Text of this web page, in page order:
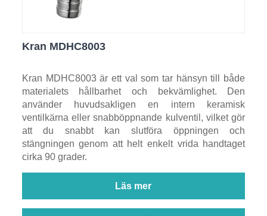
Kran MDHC8003
Kran MDHC8003 är ett val som tar hänsyn till både
materialets hållbarhet och bekvämlighet. Den
använder huvudsakligen en intern keramisk
ventilkärna eller snabböppnande kulventil, vilket gör
att du snabbt kan slutföra öppningen och
stängningen genom att helt enkelt vrida handtaget
cirka 90 grader.
Läs mer